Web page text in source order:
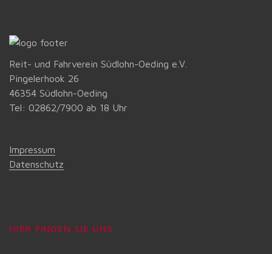
Reit- und Fahrverein Südlohn-Oeding e.V.
Pingelerhook 26
46354 Südlohn-Oeding
Tel: 02862/7900 ab 18 Uhr
Impressum
Datenschutz
HIER FINDEN SIE UNS